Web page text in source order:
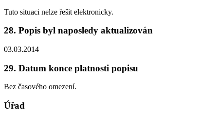
Tuto situaci nelze řešit elektronicky.
28. Popis byl naposledy aktualizován
03.03.2014
29. Datum konce platnosti popisu
Bez časového omezení.
Úřad